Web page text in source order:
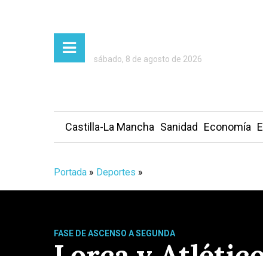
sábado, 8 de agosto de 2026
Castilla-La Mancha Sanidad Economía
Portada » Deportes »
FASE DE ASCENSO A SEGUNDA